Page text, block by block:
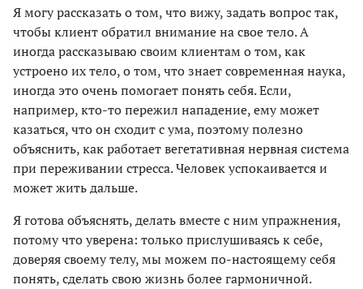
Я могу рассказать о том, что вижу, задать вопрос так,
чтобы клиент обратил внимание на свое тело. А
иногда рассказываю своим клиентам о том, как
устроено их тело, о том, что знает современная наука,
иногда это очень помогает понять себя. Если,
например, кто-то пережил нападение, ему может
казаться, что он сходит с ума, поэтому полезно
объяснить, как работает вегетативная нервная система
при переживании стресса. Человек успокаивается и
может жить дальше.
Я готова объяснять, делать вместе с ним упражнения,
потому что уверена: только прислушиваясь к себе,
доверяя своему телу, мы можем по-настоящему себя
понять, сделать свою жизнь более гармоничной.